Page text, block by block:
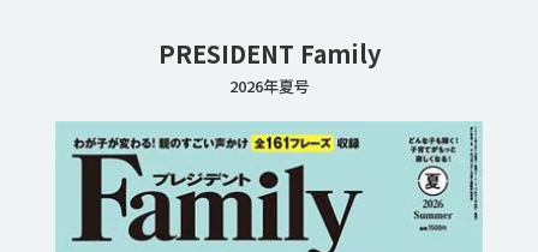
PRESIDENT Family
2026年夏号